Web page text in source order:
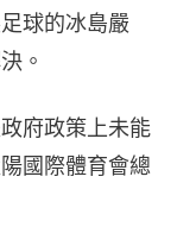
球的冰島嚴
。
府政策上未能
國際體育會總